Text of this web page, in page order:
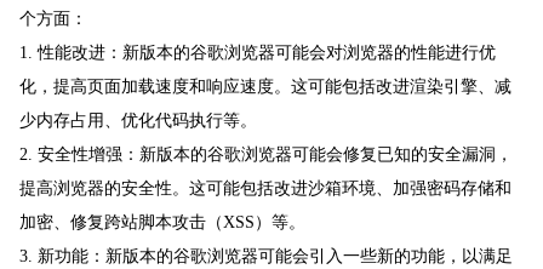
个方面：
1. 性能改进：新版本的谷歌浏览器可能会对浏览器的性能进行优
化，提高页面加载速度和响应速度。这可能包括改进渲染引擎、减
少内存占用、优化代码执行等。
2. 安全性增强：新版本的谷歌浏览器可能会修复已知的安全漏洞，
提高浏览器的安全性。这可能包括改进沙箱环境、加强密码存储和
加密、修复跨站脚本攻击（XSS）等。
3. 新功能：新版本的谷歌浏览器可能会引入一些新的功能，以满足